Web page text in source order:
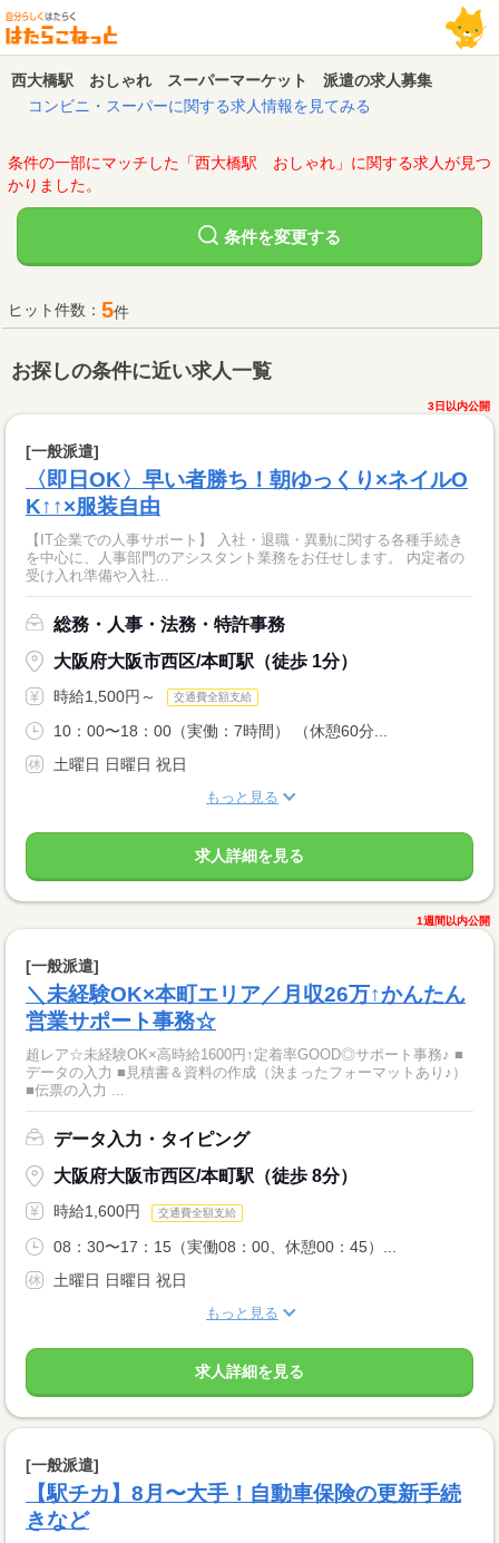
西大橋駅 おしゃれ スーパーマーケット 派遣の求人募集
コンビニ・スーパーに関する求人情報を見てみる
条件の一部にマッチした「西大橋駅 おしゃれ」に関する求人が見つ
かりました。
条件を変更する
ヒット件数： 5件
お探しの条件に近い求人一覧
3日以内公開
[一般派遣]
〈即日OK〉早い者勝ち！朝ゆっくり×ネイルO
K↑↑×服装自由
【IT企業での人事サポート】 入社・退職・異動に関する各種手続き
を中心に、人事部門のアシスタント業務をお任せします。 内定者の
受け入れ準備や入社...
総務・人事・法務・特許事務
大阪府大阪市西区/本町駅（徒歩 1分）
時給1,500円～ 交通費全額支給
10：00〜18：00（実働：7時間） （休憩60分...
土曜日 日曜日 祝日
もっと見る
求人詳細を見る
1週間以内公開
[一般派遣]
＼未経験OK×本町エリア／月収26万↑かんたん
営業サポート事務☆
超レア☆未経験OK×高時給1600円↑定着率GOOD◎サポート事務♪ ■
データの入力 ■見積書＆資料の作成（決まったフォーマットあり♪）
■伝票の入力 ...
データ入力・タイピング
大阪府大阪市西区/本町駅（徒歩 8分）
時給1,600円 交通費全額支給
08：30〜17：15（実働08：00、休憩00：45）...
土曜日 日曜日 祝日
もっと見る
求人詳細を見る
[一般派遣]
【駅チカ】8月〜大手！自動車保険の更新手続
きなど